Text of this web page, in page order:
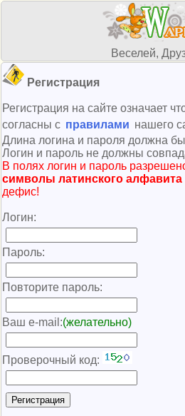
Веселей,
Регистрация
Регистрация на сайте означает
согласны с правилами нашего
Длина логина и пароля должна
Логин и пароль не должны
В полях логин и пароль
символы латинского
дефис!
Логин:
Пароль:
Повторите пароль:
Ваш e-mail:(желательно)
Проверочный код: